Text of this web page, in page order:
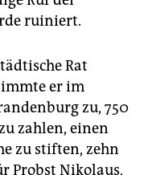
ruiniert.
Rat
er im
zu, 750
zahlen, einen
zu stiften, zehn
Probst Nikolaus,